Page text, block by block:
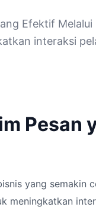
Efektif
interaksi
Pesan
yang semakin
meningkatkan